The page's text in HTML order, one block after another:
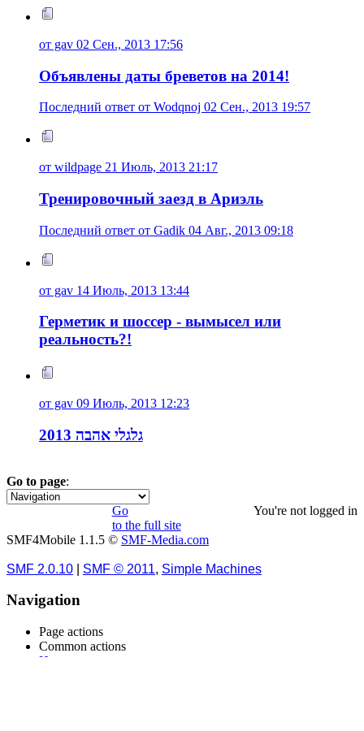
от gav 02 Сен., 2013 17:56
Объявлены даты бреветов на 2014!
Последний ответ от Wodqnoj 02 Сен., 2013 19:57
от wildpage 21 Июль, 2013 21:17
Тренировочный заезд в Ариэль
Последний ответ от Gadik 04 Авг., 2013 09:18
от gav 14 Июль, 2013 13:44
Герметик и шоссер - вымысел или
реальность?!
от gav 09 Июль, 2013 12:23
גלגלי אהבה 2013
Go to page:
1 2 3 4 »
You're not logged in
Go
to the full site
SMF4Mobile 1.1.5 © SMF-Media.com
SMF 2.0.10 SMF © 2011, Simple Machines
Navigation
Page actions
Common actions
Начало